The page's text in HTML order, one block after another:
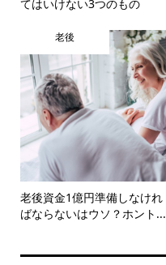
てはいけない3つのもの
老後
老後資金1億円準備しなけれ
ばならないはウソ？ホント...